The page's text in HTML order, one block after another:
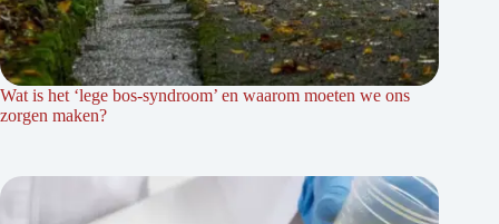
Wat is het ‘lege bos-syndroom’ en waarom moeten we ons
zorgen maken?